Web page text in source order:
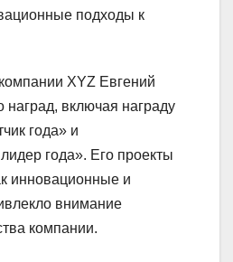
подходы к
XYZ Евгений
наград, включая награду
года» и
года». Его проекты
инновационные и
внимание
компании.